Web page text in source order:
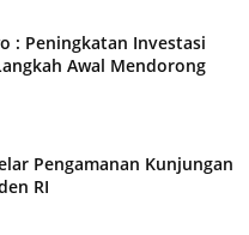
: Peningkatan Investasi
Awal Mendorong
Pengamanan Kunjungan
RI